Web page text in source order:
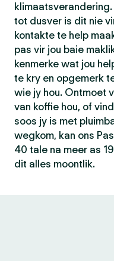
tot dusver is dit nie
kontakte te help
pas vir jou baie
kenmerke wat jou
te kry en opgemerk
wie jy hou. Ontmoet
van koffie hou, of
soos jy is met
wegkom, kan ons
40 tale na meer as
dit alles moontlik.